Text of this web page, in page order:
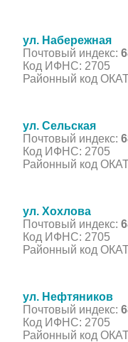
ул. Набережная
Почтовый индекс:
Код ИФНС: 2705
Районный код
ул. Сельская
Почтовый индекс:
Код ИФНС: 2705
Районный код
ул. Хохлова
Почтовый индекс:
Код ИФНС: 2705
Районный код
ул. Нефтяников
Почтовый индекс:
Код ИФНС: 2705
Районный код